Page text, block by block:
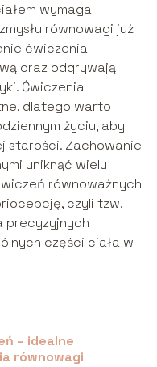
wymaga
równowagi już
ćwiczenia
oraz odgrywają
Ćwiczenia
dlatego warto
życiu, aby
starości. Zachowanie
uniknąć wielu
równoważnych
czyli tzw.
precyzyjnych
części ciała w
– idealne
równowagi